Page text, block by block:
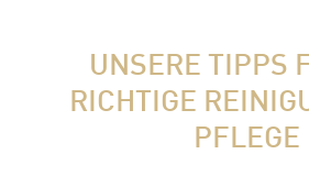
UNSERE TIPPS
RICHTIGE
PFLEGE